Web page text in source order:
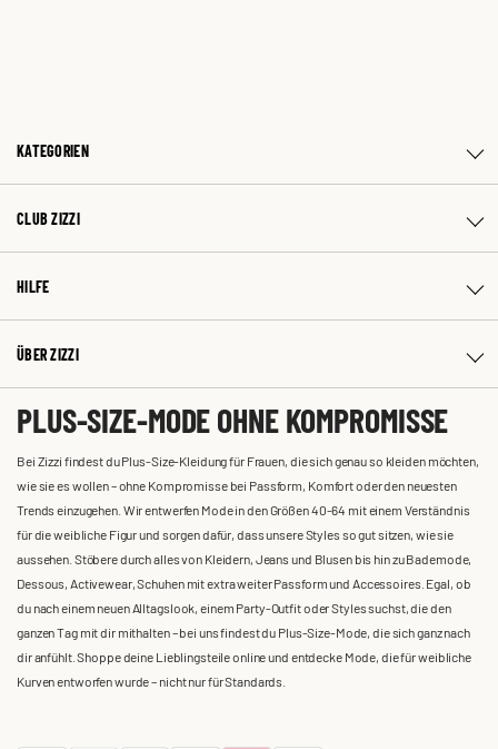
KATEGORIEN
CLUB ZIZZI
HILFE
ÜBER ZIZZI
PLUS-SIZE-MODE OHNE KOMPROMISSE
Bei Zizzi findest du Plus-Size-Kleidung für Frauen, die sich genau so kleiden möchten,
wie sie es wollen – ohne Kompromisse bei Passform, Komfort oder den neuesten
Trends einzugehen. Wir entwerfen Mode in den Größen 40-64 mit einem Verständnis
für die weibliche Figur und sorgen dafür, dass unsere Styles so gut sitzen, wie sie
aussehen. Stöbere durch alles von Kleidern, Jeans und Blusen bis hin zu Bademode,
Dessous, Activewear, Schuhen mit extra weiter Passform und Accessoires. Egal, ob
du nach einem neuen Alltagslook, einem Party-Outfit oder Styles suchst, die den
ganzen Tag mit dir mithalten – bei uns findest du Plus-Size-Mode, die sich ganz nach
dir anfühlt. Shoppe deine Lieblingsteile online und entdecke Mode, die für weibliche
Kurven entworfen wurde – nicht nur für Standards.